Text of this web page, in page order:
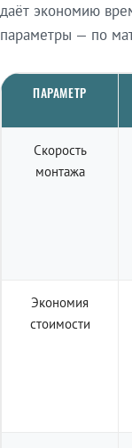
даёт экономию
параметры — по
ПАРАМЕТР
Скорость
монтажа
Экономия
стоимости